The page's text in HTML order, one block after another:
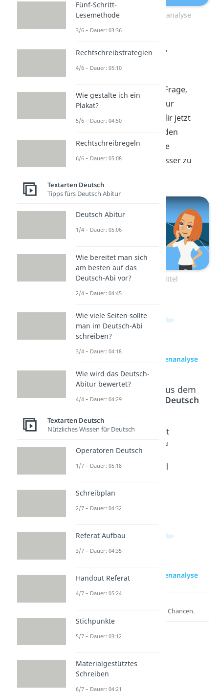
Zeiteinteilung Szenenanalyse
Stilmittel in der
Szenenanalyse
Metapher, rhetorische Frage,
Ellipse … du verstehst nur
Bahnhof? Dann schau dir jetzt
schnell unser Video zu den
Stilmittelnan, um deine
Szenenanalyse noch besser zu
Zum Video: Stilmittel
zur Videoseite: Szenenanalyse
Beliebte Inhalte aus dem
Bereich Textarten Deutsch
Dramen
Dauer:
04:37
Charakt
ng
schreib
04:15
Charakt
erisieru
ng -
Beispiel
zur Videoseite: Szenenanalyse
Entdecke hier deine Chancen.
Fünf-Schritt-
Lesemethode
3/6 – Dauer: 03:36
Rechtschreibstrategien
4/6 – Dauer: 05:10
Wie gestalte ich ein
Plakat?
5/6 – Dauer: 04:50
Rechtschreibregeln
6/6 – Dauer: 05:08
Textarten Deutsch
Tipps fürs Deutsch Abitur
Deutsch Abitur
1/4 – Dauer: 05:06
Wie bereitet man sich
am besten auf das
Deutsch-Abi vor?
2/4 – Dauer: 04:45
Wie viele Seiten sollte
man im Deutsch-Abi
schreiben?
3/4 – Dauer: 04:18
Wie wird das Deutsch-
Abitur bewertet?
4/4 – Dauer: 04:29
Textarten Deutsch
Nützliches Wissen für Deutsch
Operatoren Deutsch
1/7 – Dauer: 05:18
Schreibplan
2/7 – Dauer: 04:32
Referat Aufbau
3/7 – Dauer: 04:35
Handout Referat
4/7 – Dauer: 05:24
Stichpunkte
5/7 – Dauer: 03:12
Materialgestütztes
Schreiben
6/7 – Dauer: 04:21